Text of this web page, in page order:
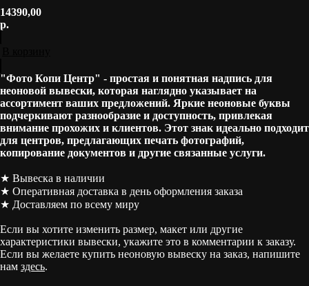
14390,00
р.
"Фото Копи Центр" - простая и понятная надпись для
неоновой вывески, которая наглядно указывает на
ассортимент ваших предложений. Яркие неоновые буквы
подчеркивают разнообразие и доступность, привлекая
внимание прохожих и клиентов. Этот знак идеально подходит
для центров, предлагающих печать фотографий,
копирование документов и другие связанные услуги.
★ Вывеска в наличии
★ Оперативная доставка в день оформления заказа
★ Доставляем по всему миру
Если вы хотите изменить размер, макет или другие
характеристики вывески, укажите это в комментарии к заказу.
Если вы желаете купить неоновую вывеску на заказ, напишите
нам здесь.